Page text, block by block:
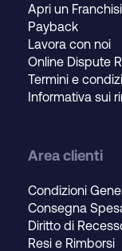
Apri un
Payback
Lavora con noi
Online Dispute
Termini e
Informativa sui
Area clienti
Condizioni
Consegna
Diritto di
Resi e Rimborsi